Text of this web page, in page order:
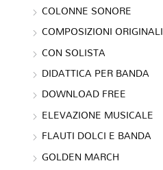
COLONNE SONORE
COMPOSIZIONI ORIGINALI
CON SOLISTA
DIDATTICA PER BANDA
DOWNLOAD FREE
ELEVAZIONE MUSICALE
FLAUTI DOLCI E BANDA
GOLDEN MARCH